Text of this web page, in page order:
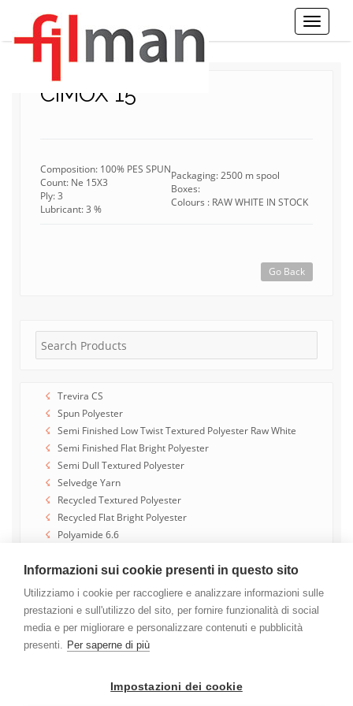
Toggle
CIMOX 15
Composition: 100% PES SPUN
Count: Ne 15X3
Ply: 3
Lubricant: 3 %
Packaging: 2500 m spool
Boxes:
Colours : RAW WHITE IN STOCK
Go Back
Trevira CS
Spun Polyester
Semi Finished Low Twist Textured Polyester Raw White
Semi Finished Flat Bright Polyester
Semi Dull Textured Polyester
Selvedge Yarn
Recycled Textured Polyester
Recycled Flat Bright Polyester
Polyamide 6.6
Full Dull Textured Polyester
Flat Bright Polyester
Fancy Yarn
Extra Dull Textured Polyester
Informazioni sui cookie presenti in questo sito
Utilizziamo i cookie per raccogliere e analizzare informazioni sulle
prestazioni e sull'utilizzo del sito, per fornire funzionalità di social
media e per migliorare e personalizzare contenuti e pubblicità
presenti. Per saperne di più
Impostazioni dei cookie